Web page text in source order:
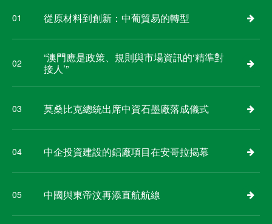
01 從原材料到創新：中葡貿易的轉型
02
“澳門應是政策、規則與市場資訊的‘精準對
接人’”
03 莫桑比克總統出席中資石墨廠落成儀式
04 中企投資建設的鋁廠項目在安哥拉揭幕
05 中國與東帝汶再添直航航線